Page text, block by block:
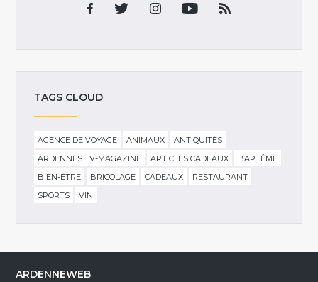
TAGS CLOUD
AGENCE DE VOYAGE ANIMAUX
ANTIQUITÉS
ARDENNES TV-MAGAZINE
ARTICLES CADEAUX
BAPTÊME
BIEN-ÊTRE
BRICOLAGE CADEAUX
RESTAURANT
SPORTS
VIN
ARDENNEWEB